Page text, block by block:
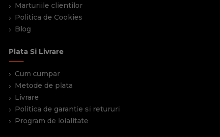
Marturiile clientilor
Politica de Cookies
Blog
Plata Si Livrare
Cum cumpar
Metode de plata
Livrare
Politica de garantie si retururi
Program de loialitate